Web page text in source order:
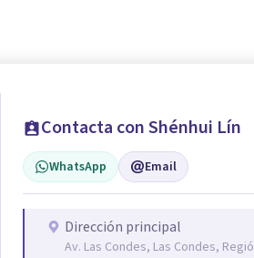
Contacta con Shénhui Lín
WhatsApp Email
Dirección principal
Av. Las Condes, Las Condes,